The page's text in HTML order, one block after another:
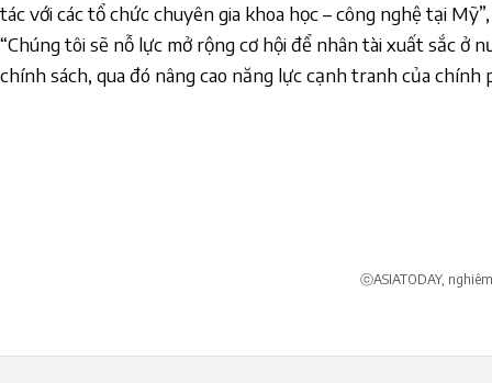
tác với các tổ chức chuyên gia khoa học – công nghệ tại
“Chúng tôi sẽ nỗ lực mở rộng cơ hội để nhân tài xuất sắc ở
chính sách, qua đó nâng cao năng lực cạnh tranh của chính
ⓒASIATODAY,